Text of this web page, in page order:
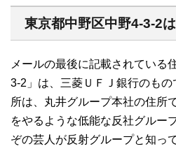
東京都中野区中野4-3-2
メールの最後に記載されている
3-2」は、三菱ＵＦＪ銀行のも
所は、丸井グループ本社の住所
をやるような低能な反社グルー
ぞの芸人が反射グループと知っ